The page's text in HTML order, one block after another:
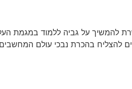
להמשיך על גביה ללמוד במגמת
בהכרת נבכי עולם